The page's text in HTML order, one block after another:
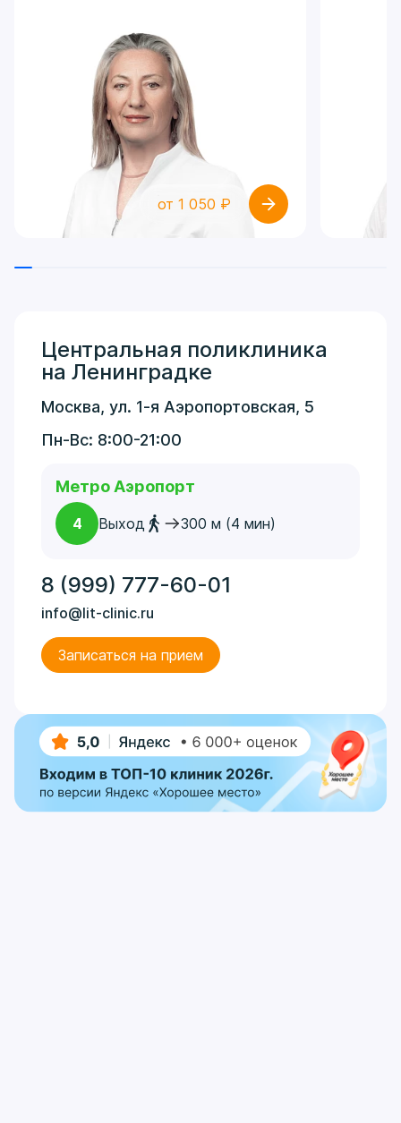
от 1 050 ₽
Центральная поликлиника
на Ленинградке
Москва, ул. 1-я Аэропортовская, 5
Пн-Вс: 8:00-21:00
Метро Аэропорт
4 Выход 300 м (4 мин)
8 (999) 777-60-01
info@lit-clinic.ru
Записаться на прием